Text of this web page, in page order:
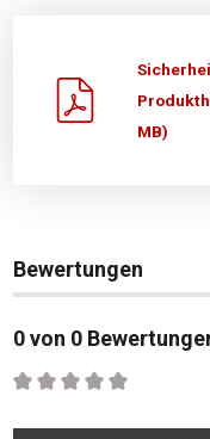
MB)
Bewertungen
0 von 0
Durchschnittliche